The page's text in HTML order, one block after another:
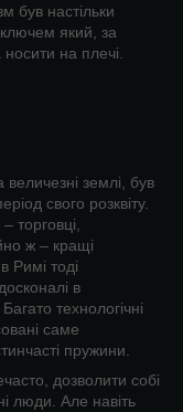
був настільки
який, за
на плечі.
землі, був
свого розквіту.
торговці,
ж – кращі
Римі тоді
в
технологічні
саме
пружини.
дозволити собі
люди. Але навіть